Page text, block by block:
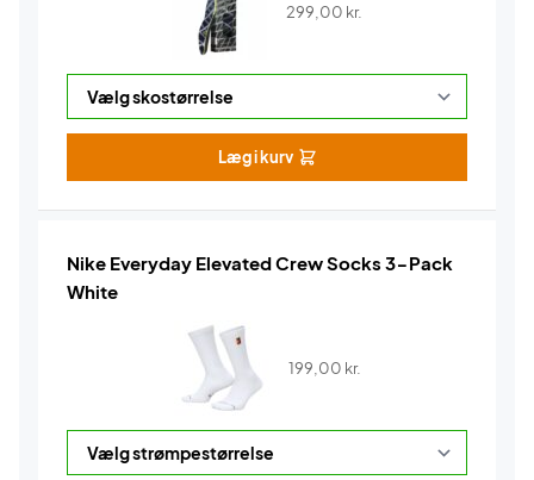
299,00 kr.
Læg i kurv
Nike Everyday Elevated Crew Socks 3-Pack
White
199,00 kr.